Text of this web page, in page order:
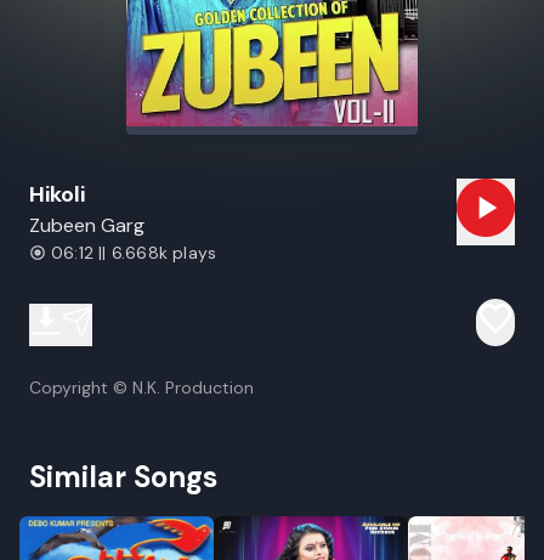
Hikoli
Zubeen Garg
06:12 || 6.668k plays
Copyright © N.K. Production
Similar Songs